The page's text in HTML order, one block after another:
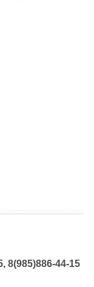
8(985)886-44-15